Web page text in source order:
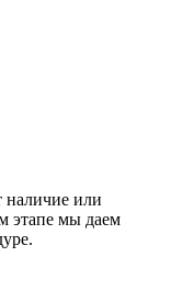
наличие или
этапе мы даем